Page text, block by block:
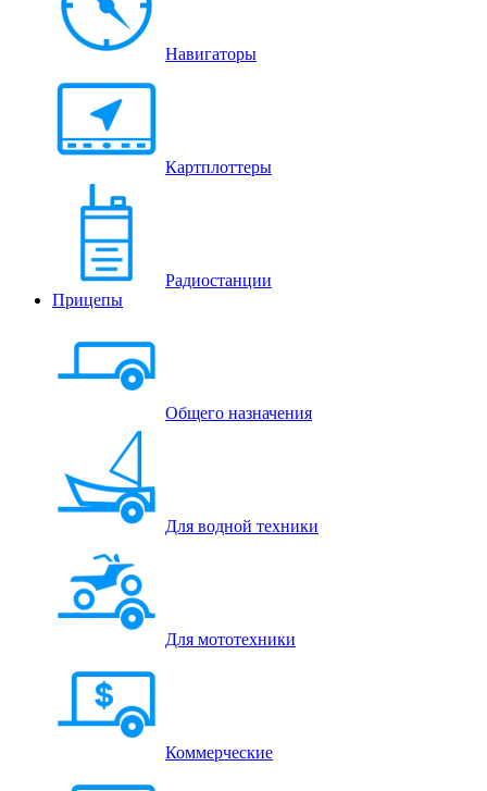
Навигаторы
Картплоттеры
Радиостанции
Прицепы
Общего назначения
Для водной техники
Для мототехники
Коммерческие